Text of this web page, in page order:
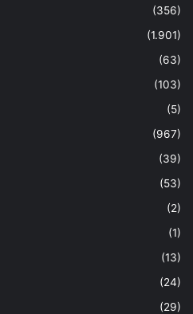
(356)
(1.901)
(63)
(103)
(5)
(967)
(39)
(53)
(2)
(1)
(13)
(24)
(29)